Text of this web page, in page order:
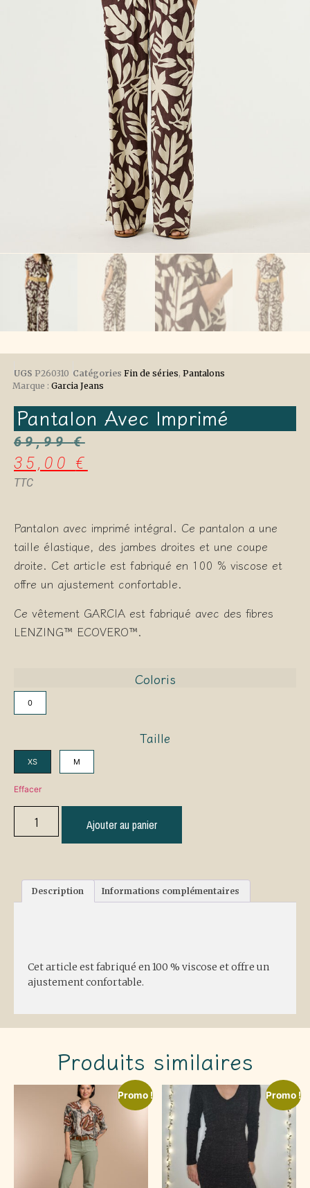
UGS P260310 Catégories Fin de séries, Pantalons
Marque : Garcia Jeans
Pantalon Avec Imprimé
69,99€
35,00€
TTC
Pantalon avec imprimé intégral. Ce pantalon a une
taille élastique, des jambes droites et une coupe
droite. Cet article est fabriqué en 100 % viscose et
offre un ajustement confortable.
Ce vêtement GARCIA est fabriqué avec des fibres
LENZING™ ECOVERO™.
Coloris
0
Taille
XS M
Effacer
Ajouter au panier
Description Informations complémentaires
Cet article est fabriqué en 100 % viscose et offre un
ajustement confortable.
Produits similaires
Promo ! Promo !